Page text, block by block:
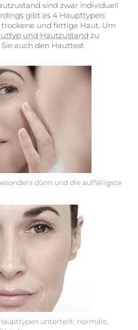
dünn und die auffälligste
unterteilt: normale,
sind zwar individuell
gibt es 4 Haupttypen:
und fettige Haut. Um
und Hautzustand zu
auch den Hauttest